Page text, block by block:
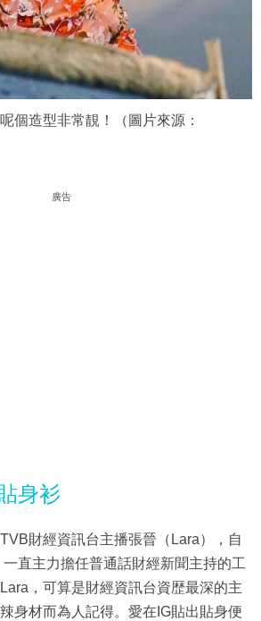
個造型非常靚！（圖片來源：
廣告
身衫
財經資訊台主播張晉（Lara），自
直主力擔任普通話財經新聞主持的工
，可算是財經資訊台資歴最深的主
身材而為人記得。愛在IG貼出貼身便